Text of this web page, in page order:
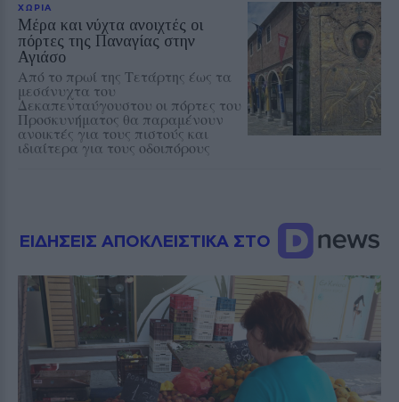
ΧΩΡΙΑ
Μέρα και νύχτα ανοιχτές οι
πόρτες της Παναγίας στην
Αγιάσο
Από το πρωί της Τετάρτης έως τα
μεσάνυχτα του
Δεκαπενταύγουστου οι πόρτες του
Προσκυνήματος θα παραμένουν
ανοικτές για τους πιστούς και
ιδιαίτερα για τους οδοιπόρους
ΕΙΔΗΣΕΙΣ ΑΠΟΚΛΕΙΣΤΙΚΑ ΣΤΟ